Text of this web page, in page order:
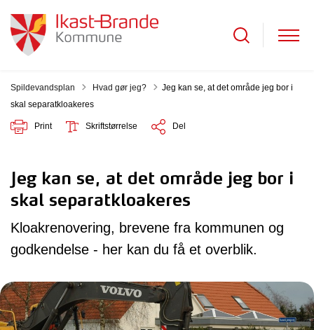
Spildevandsplan Tilbage til
Hvad gør jeg?
Jeg kan se, at det område jeg bor i
skal separatkloakeres
Print Skriftstørrelse Del
Jeg kan se, at det område jeg bor i
skal separatkloakeres
Kloakrenovering, brevene fra kommunen og
godkendelse - her kan du få et overblik.